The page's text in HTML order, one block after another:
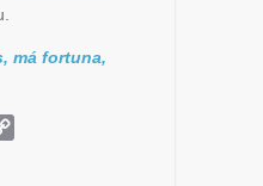
má fortuna,